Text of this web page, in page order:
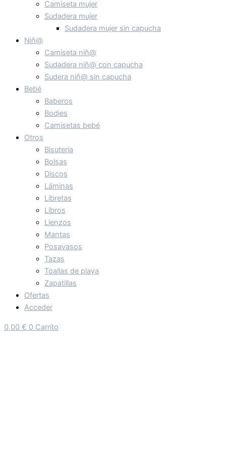
Camiseta mujer
Sudadera mujer
Sudadera mujer sin capucha
Niñ@
Camiseta niñ@
Sudadera niñ@ con capucha
Sudera niñ@ sin capucha
Bebé
Baberos
Bodies
Camisetas bebé
Otros
Bisutería
Bolsas
Discos
Láminas
Libretas
Libros
Lienzos
Mantas
Posavasos
Tazas
Toallas de playa
Zapatillas
Ofertas
Acceder
0,00 € 0 Carrito